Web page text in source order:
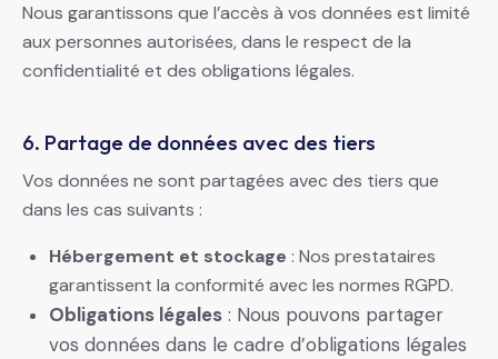
Nous garantissons que l’accès à vos données est limité
aux personnes autorisées, dans le respect de la
confidentialité et des obligations légales.
6. Partage de données avec des tiers
Vos données ne sont partagées avec des tiers que
dans les cas suivants :
Hébergement et stockage : Nos prestataires
garantissent la conformité avec les normes RGPD.
Obligations légales : Nous pouvons partager
vos données dans le cadre d’obligations légales